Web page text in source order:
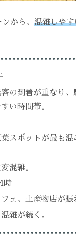
から、 混雑しや
客の到着が重なり
い時間帯。
スポットが最も混
混雑。
時
ェ、土産物店が賑
雑が続く。